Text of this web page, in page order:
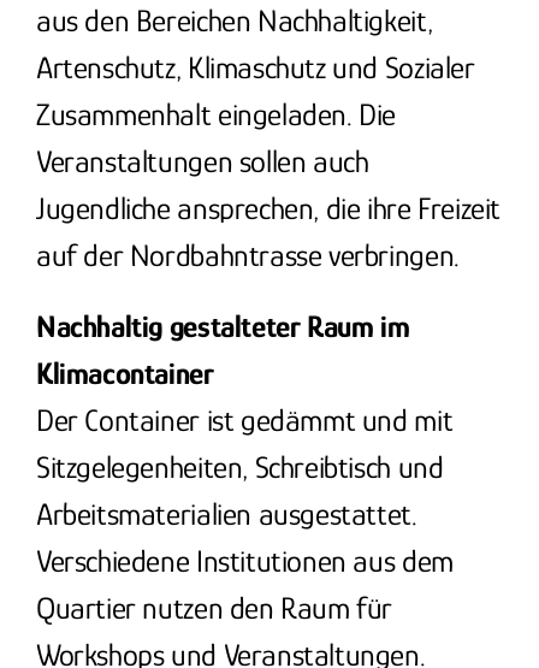
aus den Bereichen Nachhaltigkeit,
Artenschutz, Klimaschutz und Sozialer
Zusammenhalt eingeladen. Die
Veranstaltungen sollen auch
Jugendliche ansprechen, die ihre Freizeit
auf der Nordbahntrasse verbringen.
Nachhaltig gestalteter Raum im
Klimacontainer
Der Container ist gedämmt und mit
Sitzgelegenheiten, Schreibtisch und
Arbeitsmaterialien ausgestattet.
Verschiedene Institutionen aus dem
Quartier nutzen den Raum für
Workshops und Veranstaltungen.